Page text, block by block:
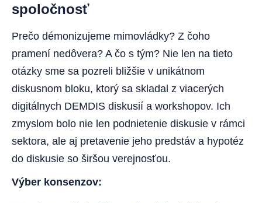
spoločnosť
Prečo démonizujeme mimovládky? Z čoho
pramení nedôvera? A čo s tým? Nie len na tieto
otázky sme sa pozreli bližšie v unikátnom
diskusnom bloku, ktorý sa skladal z viacerých
digitálnych DEMDIS diskusií a workshopov. Ich
zmyslom bolo nie len podnietenie diskusie v rámci
sektora, ale aj pretavenie jeho predstáv a hypotéz
do diskusie so širšou verejnosťou.
Výber konsenzov: